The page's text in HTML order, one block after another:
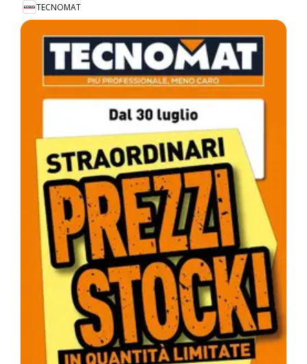
TECNOMAT